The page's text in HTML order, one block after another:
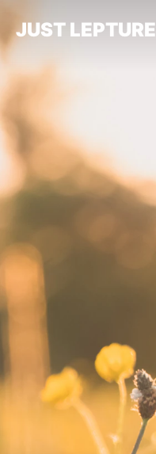
JUST LEPTURE